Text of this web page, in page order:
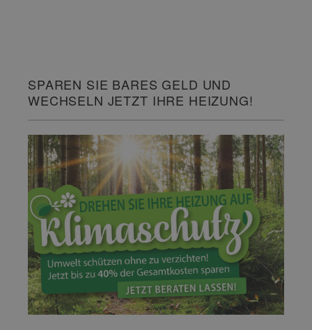
SPAREN SIE BARES GELD UND
WECHSELN JETZT IHRE HEIZUNG!